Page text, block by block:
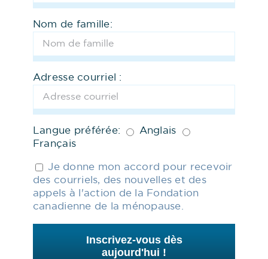
Votre professionnel de la santé est un
partenaire important. Ce nouveau
guide téléchargeable explique
comment obtenir des soins, préparer
votre rendez-vous et avoir une
discussion de grande qualité afin que
vous et votre professionnel de la santé
puissiez travailler ensemble pour
trouver les soins qui répondent le
Nom de famille:
Adresse courriel :
Langue préférée:
Anglais
Français
Je donne mon accord pour recevoir
des courriels, des nouvelles et des
appels à l'action de la Fondation
canadienne de la ménopause.
Inscrivez-vous dès
aujourd'hui !